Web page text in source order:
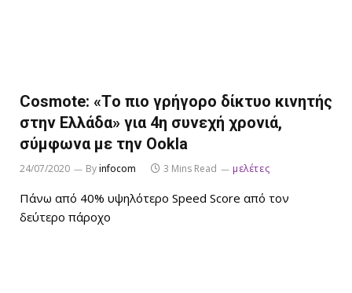
Cosmote: «Tο πιο γρήγορο δίκτυο κινητής
στην Ελλάδα» για 4η συνεχή χρονιά,
σύμφωνα με την Ookla
24/07/2020 Byinfocom 3 Mins Read μελέτες
Πάνω από 40% υψηλότερο Speed Score από τον
δεύτερο πάροχο